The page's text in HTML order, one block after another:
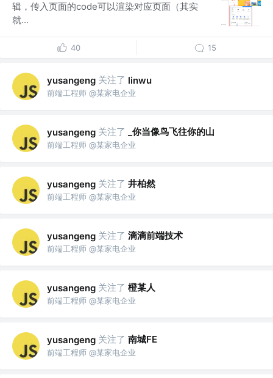
辑，传入页面的code可以渲染对应页面（其实
就...
40 15
yusangeng 关注了 linwu
前端工程师 @某家电企业
yusangeng 关注了 _你当像鸟飞往你的山
前端工程师 @某家电企业
yusangeng 关注了 井柏然
前端工程师 @某家电企业
yusangeng 关注了 滴滴前端技术
前端工程师 @某家电企业
yusangeng 关注了 橙某人
前端工程师 @某家电企业
yusangeng 关注了 南城FE
前端工程师 @某家电企业